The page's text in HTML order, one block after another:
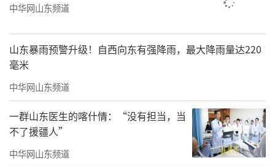
中华网山东频道
山东暴雨预警升级！自西向东有强降雨，最大降雨量达220
毫米
中华网山东频道
一群山东医生的喀什情：“没有担当，当
不了援疆人”
中华网山东频道